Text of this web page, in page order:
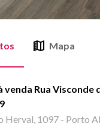
Mapa
Rua Visconde
Herval, 1097 - Porto